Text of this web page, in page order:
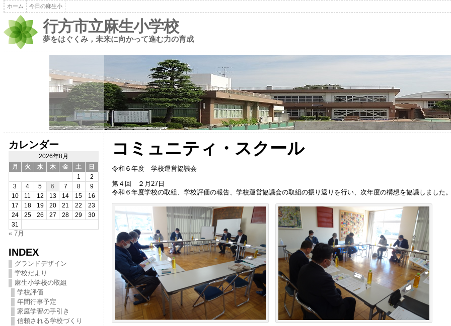
ホーム 今日の麻生小
行方市立麻生小学校
夢をはぐくみ，未来に向かって進む力の育成
カレンダー
2026年8月
月
火 水 木 金 土
日
1
2
3
4 5 6 7 8
9
10
11 12 13 14 15
16
17
18 19 20 21 22
23
24
25 26 27 28 29
30
31
« 7月
INDEX
グランドデザイン
学校だより
麻生小学校の取組
学校評価
年間行事予定
家庭学習の手引き
信頼される学校づくり
コミュニティ・スクール
令和６年度 学校運営協議会
第４回 ２月27日
令和６年度学校の取組、学校評価の報告、学校運営協議会の取組の振り返りを行い、次年度の構想を協議しました